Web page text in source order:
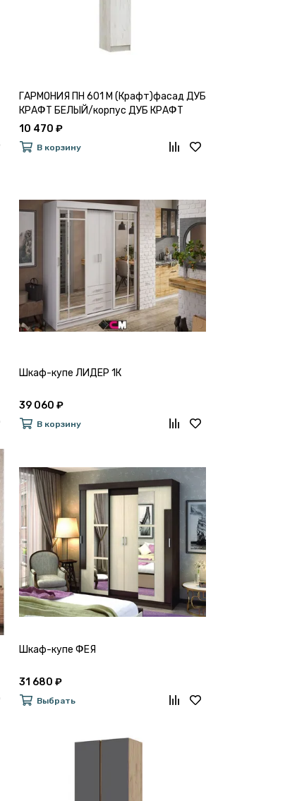
ГАРМОНИЯ ПН 601 М (Крафт)фасад ДУБ
КРАФТ БЕЛЫЙ/корпус ДУБ КРАФТ
СЕРЫЙ
10 470 ₽
В корзину
Шкаф-купе ЛИДЕР 1К
39 060 ₽
В корзину
Шкаф-купе ФЕЯ
31 680 ₽
Выбрать